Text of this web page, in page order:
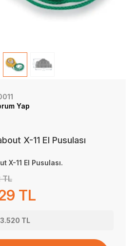
Yap
X-11 El Pusulası
X-11 El Pusulası.
TL
TL
3.520 TL